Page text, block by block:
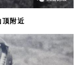
顶附近